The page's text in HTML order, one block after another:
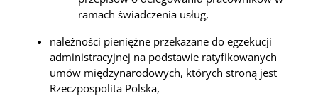
ramach świadczenia usług,
należności pieniężne przekazane do egzekucji
administracyjnej na podstawie ratyfikowanych
umów międzynarodowych, których stroną jest
Rzeczpospolita Polska,